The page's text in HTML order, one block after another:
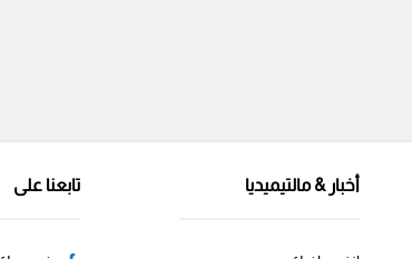
أخبار & مالتيميديا تابعنا على